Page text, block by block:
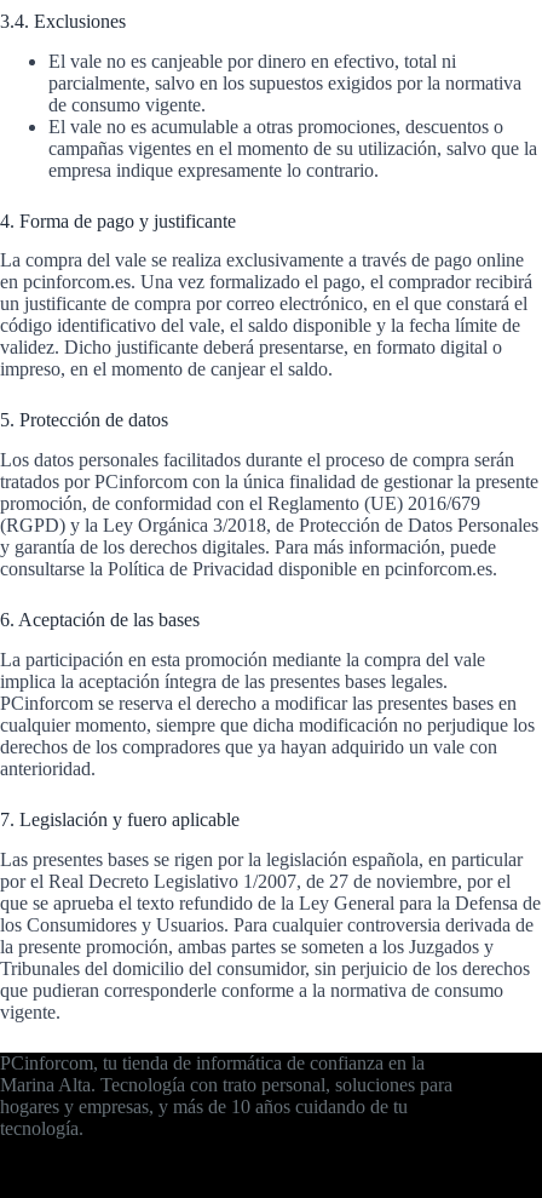
3.4. Exclusiones
El vale no es canjeable por dinero en efectivo, total ni
parcialmente, salvo en los supuestos exigidos por la normativa
de consumo vigente.
El vale no es acumulable a otras promociones, descuentos o
campañas vigentes en el momento de su utilización, salvo que la
empresa indique expresamente lo contrario.
4. Forma de pago y justificante
La compra del vale se realiza exclusivamente a través de pago online
en pcinforcom.es. Una vez formalizado el pago, el comprador recibirá
un justificante de compra por correo electrónico, en el que constará el
código identificativo del vale, el saldo disponible y la fecha límite de
validez. Dicho justificante deberá presentarse, en formato digital o
impreso, en el momento de canjear el saldo.
5. Protección de datos
Los datos personales facilitados durante el proceso de compra serán
tratados por PCinforcom con la única finalidad de gestionar la presente
promoción, de conformidad con el Reglamento (UE) 2016/679
(RGPD) y la Ley Orgánica 3/2018, de Protección de Datos Personales
y garantía de los derechos digitales. Para más información, puede
consultarse la Política de Privacidad disponible en pcinforcom.es.
6. Aceptación de las bases
La participación en esta promoción mediante la compra del vale
implica la aceptación íntegra de las presentes bases legales.
PCinforcom se reserva el derecho a modificar las presentes bases en
cualquier momento, siempre que dicha modificación no perjudique los
derechos de los compradores que ya hayan adquirido un vale con
anterioridad.
7. Legislación y fuero aplicable
Las presentes bases se rigen por la legislación española, en particular
por el Real Decreto Legislativo 1/2007, de 27 de noviembre, por el
que se aprueba el texto refundido de la Ley General para la Defensa de
los Consumidores y Usuarios. Para cualquier controversia derivada de
la presente promoción, ambas partes se someten a los Juzgados y
Tribunales del domicilio del consumidor, sin perjuicio de los derechos
que pudieran corresponderle conforme a la normativa de consumo
vigente.
PCinforcom, tu tienda de informática de confianza en la
Marina Alta. Tecnología con trato personal, soluciones para
hogares y empresas, y más de 10 años cuidando de tu
tecnología.